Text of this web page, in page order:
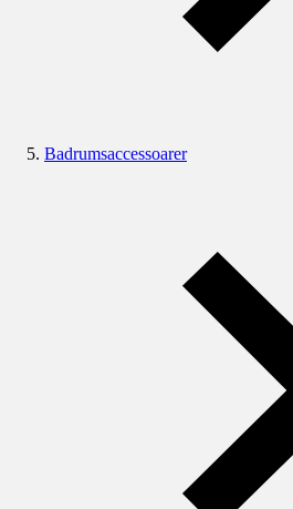
Badrumsaccessoarer